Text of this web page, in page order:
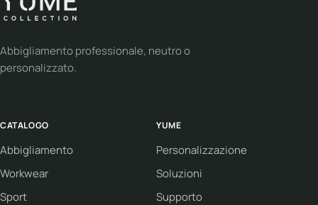
Abbigliamento professionale, neutro o
personalizzato.
CATALOGO
Abbigliamento
Workwear
Sport
YUME
Personalizzazione
Soluzioni
Supporto